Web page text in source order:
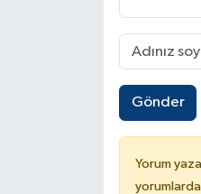
Gönder
Yorum